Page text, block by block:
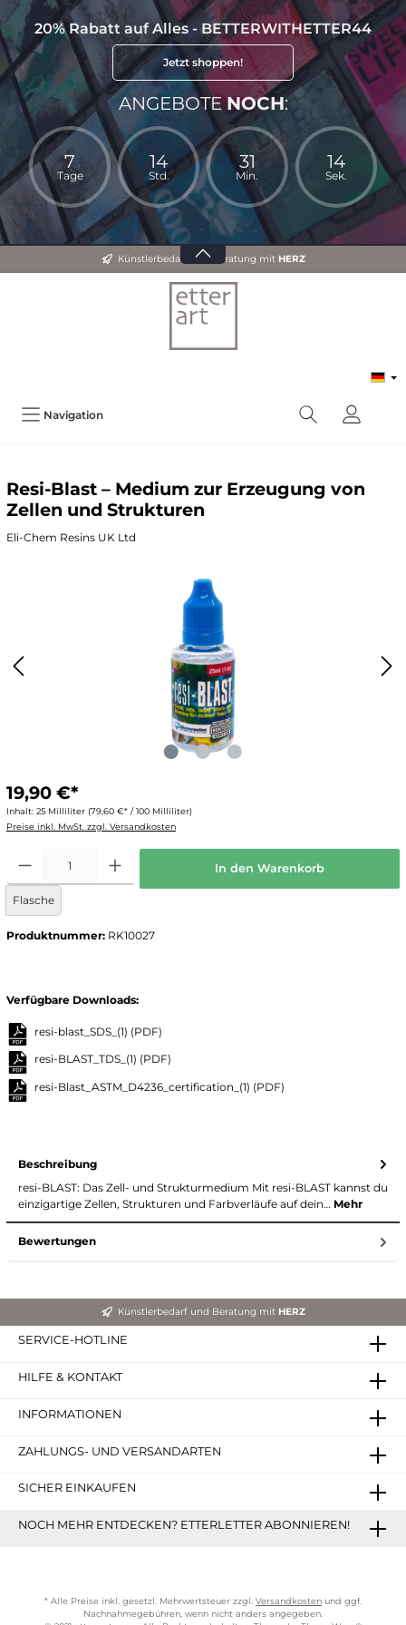
20% Rabatt auf Alles - BETTERWITHETTER44
Jetzt shoppen!
ANGEBOTENOCH:
7
Tage
14
Std.
31
Min.
14
Sek.
Künstlerbedarf und Beratung mitHERZ
Navigation
Resi-Blast – Medium zur Erzeugung von
Zellen und Strukturen
Eli-Chem Resins UK Ltd
19,90 €*
Inhalt: 25 Milliliter (79,60 €* / 100 Milliliter)
Preise inkl. MwSt. zzgl. Versandkosten
Flasche
In den Warenkorb
Produktnummer: RK10027
Verfügbare Downloads:
resi-blast_SDS_(1) (PDF)
resi-BLAST_TDS_(1) (PDF)
resi-Blast_ASTM_D4236_certification_(1) (PDF)
Beschreibung
resi-BLAST: Das Zell- und Strukturmedium Mit resi-BLAST kannst du
einzigartige Zellen, Strukturen und Farbverläufe auf dein… Mehr
Bewertungen
Künstlerbedarf und Beratung mitHERZ
SERVICE-HOTLINE
HILFE & KONTAKT
INFORMATIONEN
ZAHLUNGS- UND VERSANDARTEN
SICHER EINKAUFEN
NOCH MEHR ENTDECKEN? ETTERLETTER ABONNIEREN!
* Alle Preise inkl. gesetzl. Mehrwertsteuer zzgl. Versandkosten und ggf.
Nachnahmegebühren, wenn nicht anders angegeben.